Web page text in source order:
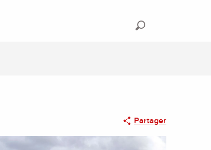
Partager